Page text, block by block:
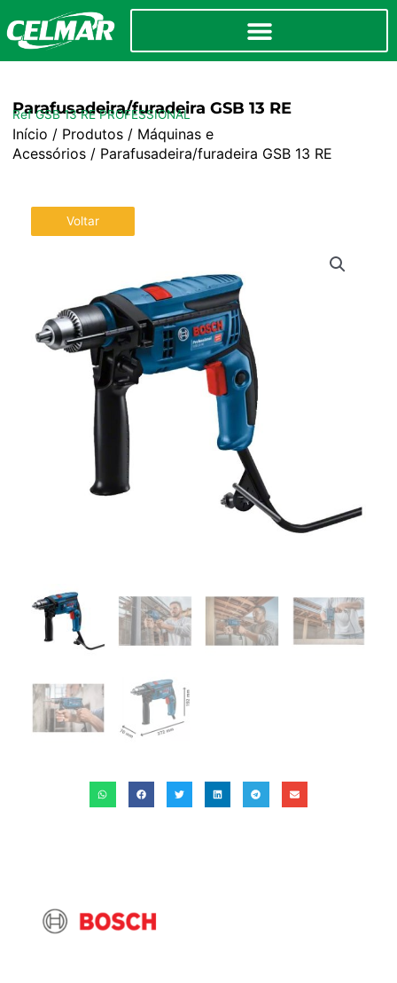
Parafusadeira/furadeira GSB 13 RE
Ref GSB 13 RE PROFESSIONAL
Início / Produtos/ Máquinas e
Acessórios/ Parafusadeira/furadeira GSB 13 RE
Voltar